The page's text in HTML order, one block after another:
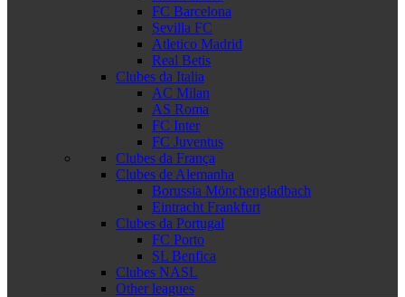
FC Barcelona
Sevilla FC
Atletico Madrid
Real Betis
Clubes da Italia
AC Milan
AS Roma
FC Inter
FC Juventus
Clubes da França
Clubes de Alemanha
Borussia Mönchengladbach
Eintracht Frankfurt
Clubes da Portugal
FC Porto
SL Benfica
Clubes NASL
Other leagues